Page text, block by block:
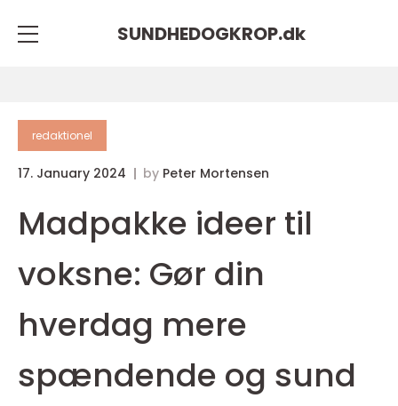
SUNDHEDOGKROP.dk
redaktionel
17. January 2024 by Peter Mortensen
Madpakke ideer til
voksne: Gør din
hverdag mere
spændende og sund